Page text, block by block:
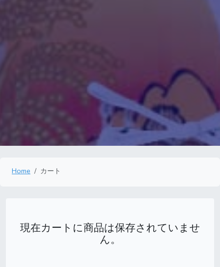
Home カート
現在カートに商品は保存されていませ
ん。